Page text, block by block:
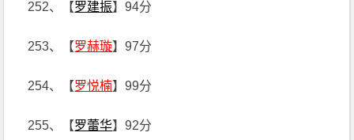
252、【罗建振】94分
253、【罗赫璇】97分
254、【罗悦楠】99分
255、【罗蕾华】92分